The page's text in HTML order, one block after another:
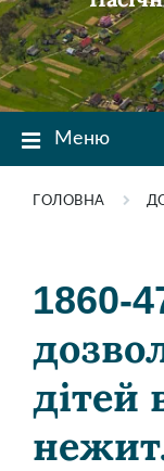
Меню
ГОЛОВНА
1860-
дітей